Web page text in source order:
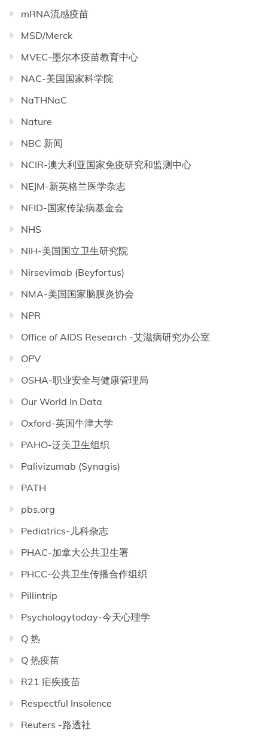
mRNA流感疫苗
MSD/Merck
MVEC-墨尔本疫苗教育中心
NAC-美国国家科学院
NaTHNaC
Nature
NBC 新闻
NCIR-澳大利亚国家免疫研究和监测中心
NEJM-新英格兰医学杂志
NFID-国家传染病基金会
NHS
NIH-美国国立卫生研究院
Nirsevimab (Beyfortus)
NMA-美国国家脑膜炎协会
NPR
Office of AIDS Research -艾滋病研究办公室
OPV
OSHA-职业安全与健康管理局
Our World In Data
Oxford-英国牛津大学
PAHO-泛美卫生组织
Palivizumab (Synagis)
PATH
pbs.org
Pediatrics-儿科杂志
PHAC-加拿大公共卫生署
PHCC-公共卫生传播合作组织
Pillintrip
Psychologytoday-今天心理学
Q 热
Q 热疫苗
R21 疟疾疫苗
Respectful Insolence
Reuters -路透社